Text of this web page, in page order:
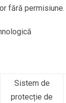
fără permisiune.
Sistem de
protecție de